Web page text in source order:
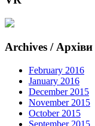
Archives / Архіви
February 2016
January 2016
December 2015
November 2015
October 2015